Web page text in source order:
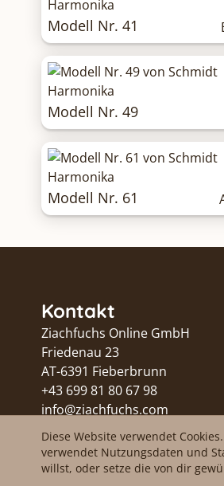
Modell Nr. 41
Modell Nr. 49
Modell Nr. 61
Kontakt
Ziachfuchs Online GmbH
Friedenau 23
AT-6391 Fieberbrunn
+43 699 81 80 67 98
info@ziachfuchs.com
UID ATU79433917
Diese Website verwendet
verwendet Nutzungsdaten und
willst, oder setze die von dir